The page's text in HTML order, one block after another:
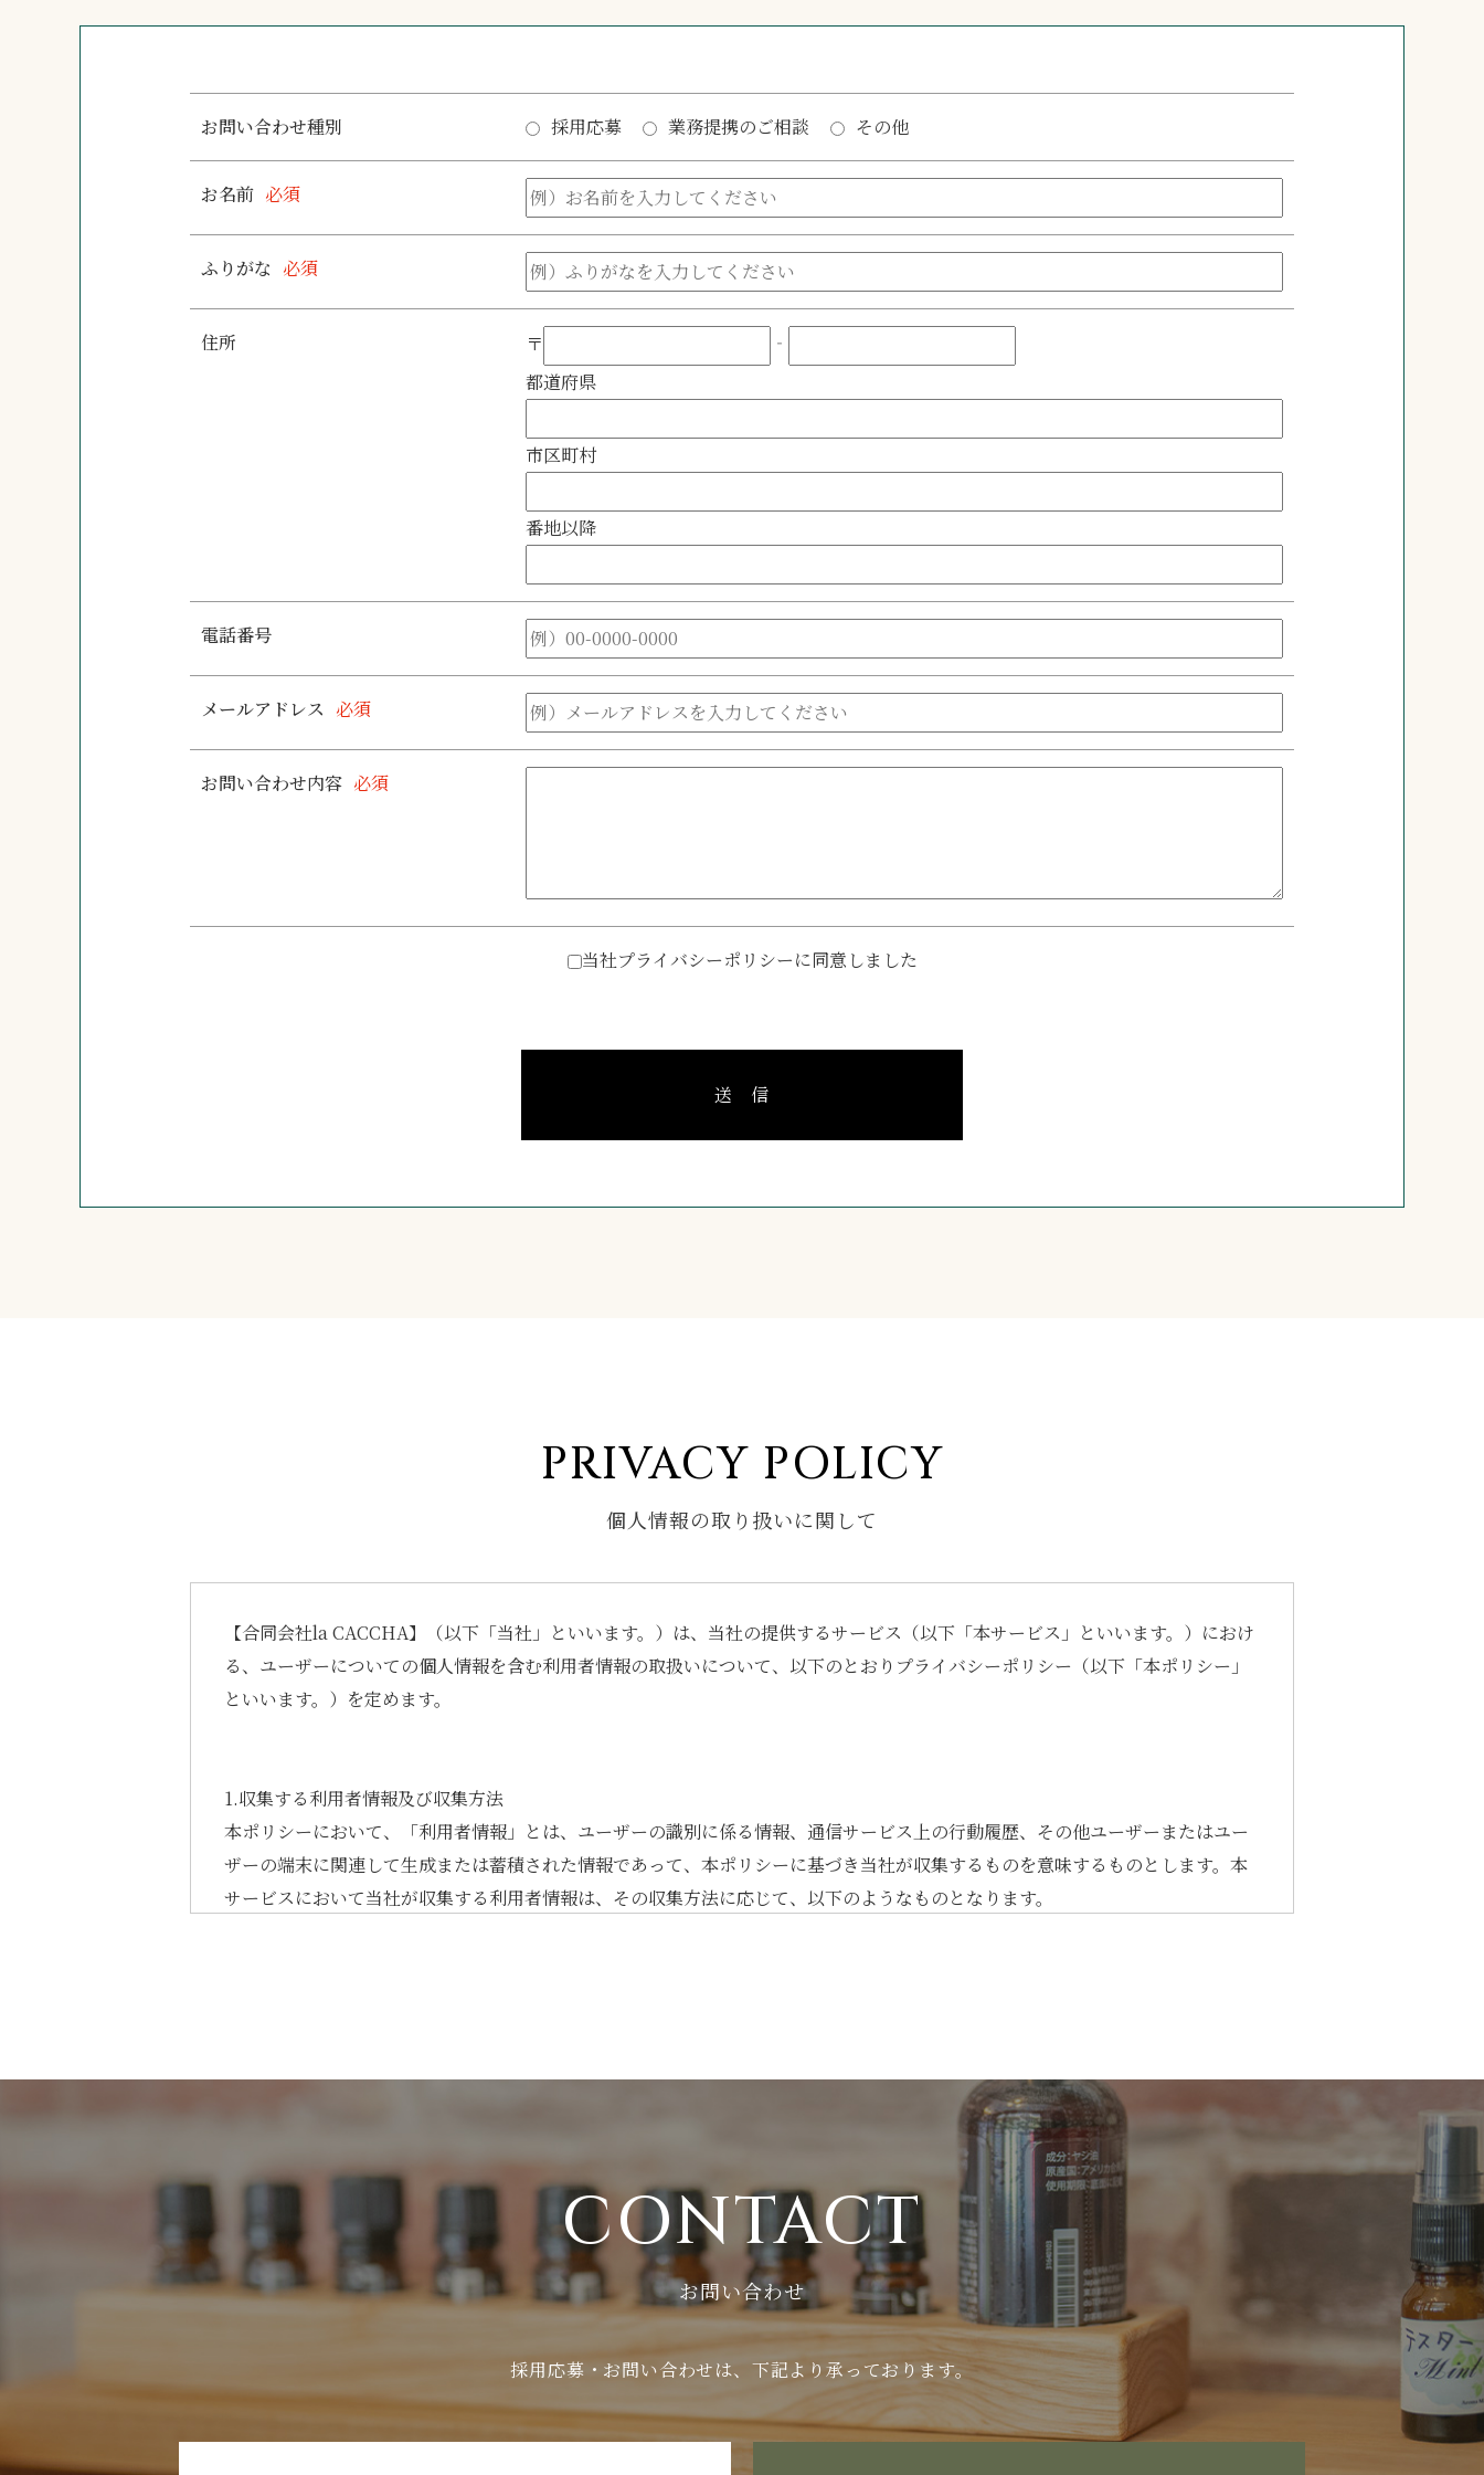
お問い合わせ種別 採用応募 業務提携のご相談 その他
お名前 必須
ふりがな 必須
住所 〒
‐
都道府県
市区町村
番地以降
電話番号
メールアドレス 必須
お問い合わせ内容 必須
当社プライバシーポリシーに同意しました
送 信
PRIVACY POLICY
個人情報の取り扱いに関して
【合同会社la CACCHA】（以下「当社」といいます。）は、当社の提供するサービス（以下「本サービス」といいます。）におけ
る、ユーザーについての個人情報を含む利用者情報の取扱いについて、以下のとおりプライバシーポリシー（以下「本ポリシー」
といいます。）を定めます。
1.収集する利用者情報及び収集方法
本ポリシーにおいて、「利用者情報」とは、ユーザーの識別に係る情報、通信サービス上の行動履歴、その他ユーザーまたはユー
ザーの端末に関連して生成または蓄積された情報であって、本ポリシーに基づき当社が収集するものを意味するものとします。本
サービスにおいて当社が収集する利用者情報は、その収集方法に応じて、以下のようなものとなります。
(2) ユーザーが本サービスの利用において、他のサービスと連携を許可することにより、当該他のサービスからご提供いただく情報
ユーザーが、本サービスを利用するにあたり、ソーシャルネットワーキングサービス等の他のサービスとの連携を許可した場合に
は、その許可の際にご同意いただいた内容に基づき、以下の情報を当該外部サービスから収集します。
・当該外部サービスでユーザーが利用するID
・その他当該外部サービスのプライバシー設定によりユーザーが連携先に開示を認めた情報
(3) ユーザーが本サービスを利用するにあたって、当社が収集する情報
当社は、本サービスへのアクセス状況やそのご利用方法に関する情報を収集することがあります。これには以下の情報が含まれま
CONTACT
お問い合わせ
採用応募・お問い合わせは、 下記より承っております。